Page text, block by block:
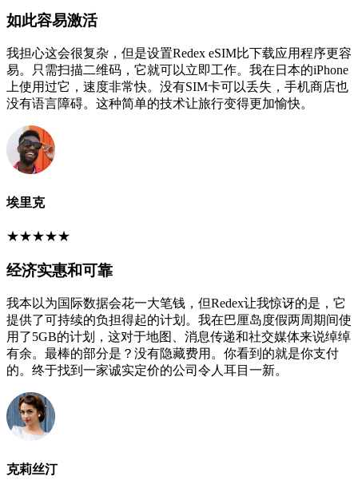
如此容易激活
我担心这会很复杂，但是设置Redex eSIM比下载应用程序更容
易。只需扫描二维码，它就可以立即工作。我在日本的iPhone
上使用过它，速度非常快。没有SIM卡可以丢失，手机商店也
没有语言障碍。这种简单的技术让旅行变得更加愉快。
埃里克
★★★★★
经济实惠和可靠
我本以为国际数据会花一大笔钱，但Redex让我惊讶的是，它
提供了可持续的负担得起的计划。我在巴厘岛度假两周期间使
用了5GB的计划，这对于地图、消息传递和社交媒体来说绰绰
有余。最棒的部分是？没有隐藏费用。你看到的就是你支付
的。终于找到一家诚实定价的公司令人耳目一新。
克莉丝汀